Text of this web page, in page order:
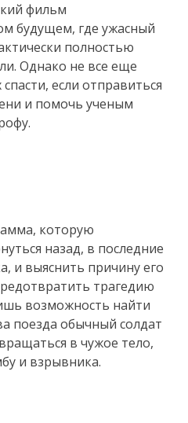
фильм
будущем, где ужасный
полностью
Однако не все еще
если отправиться
и помочь ученым
которую
назад, в последние
и выяснить причину его
трагедию
возможность найти
поезда обычный солдат
в чужое тело,
и взрывника.